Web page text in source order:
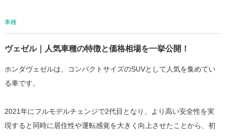
車種
ヴェゼル｜人気車種の特徴と価格相場を一挙公開！
ホンダヴェゼルは、コンパクトサイズのSUVとして人気を集めてい
る車です。
2021年にフルモデルチェンジで2代目となり、より高い安全性を実
現すると同時に居住性や運転感覚を大きく向上させたことから、初